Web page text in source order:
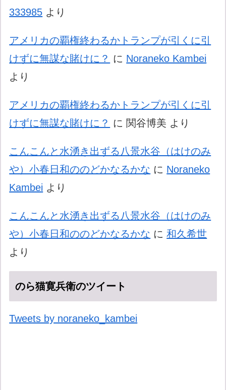
333985 より
アメリカの覇権終わるかトランプが引くに引
けずに無謀な賭けに？ に Noraneko Kambei
より
アメリカの覇権終わるかトランプが引くに引
けずに無謀な賭けに？ に 関谷博美 より
こんこんと水湧き出ずる八景水谷（はけのみ
や）小春日和ののどかなるかな に Noraneko
Kambei より
こんこんと水湧き出ずる八景水谷（はけのみ
や）小春日和ののどかなるかな に和久希世
より
のら猫寛兵衛のツイート
Tweets by noraneko_kambei